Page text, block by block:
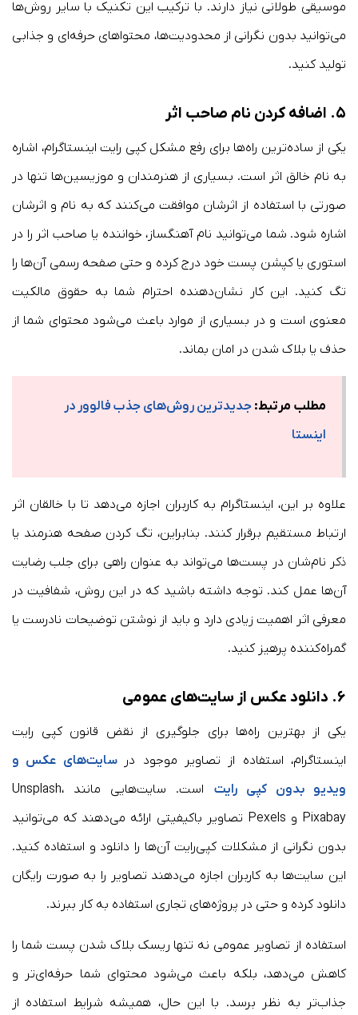
موسیقی طولانی نیاز دارند. با ترکیب این تکنیک با سایر روش‌ها
می‌توانید بدون نگرانی از محدودیت‌ها، محتواهای حرفه‌ای و جذابی
تولید کنید.
۵. اضافه کردن نام صاحب اثر
یکی از ساده‌ترین راه‌ها برای رفع مشکل کپی رایت اینستاگرام، اشاره
به نام خالق اثر است. بسیاری از هنرمندان و موزیسین‌ها تنها در
صورتی با استفاده از اثرشان موافقت می‌کنند که به نام و اثرشان
اشاره شود. شما می‌توانید نام آهنگساز، خواننده یا صاحب اثر را در
استوری یا کپشن پست خود درج کرده و حتی صفحه رسمی آن‌ها را
تگ کنید. این کار نشان‌دهنده احترام شما به حقوق مالکیت
معنوی است و در بسیاری از موارد باعث می‌شود محتوای شما از
حذف یا بلاک شدن در امان بماند.
مطلب مرتبط: جدیدترین روش‌های جذب فالوور در
اینستا
علاوه بر این، اینستاگرام به کاربران اجازه می‌دهد تا با خالقان اثر
ارتباط مستقیم برقرار کنند. بنابراین، تگ کردن صفحه هنرمند یا
ذکر نام‌شان در پست‌ها می‌تواند به عنوان راهی برای جلب رضایت
آن‌ها عمل کند. توجه داشته باشید که در این روش، شفافیت در
معرفی اثر اهمیت زیادی دارد و باید از نوشتن توضیحات نادرست یا
گمراه‌کننده پرهیز کنید.
۶. دانلود عکس از سایت‌های عمومی
یکی از بهترین راه‌ها برای جلوگیری از نقض قانون کپی رایت
اینستاگرام، استفاده از تصاویر موجود در سایت‌های عکس و
ویدیو بدون کپی رایت
است. سایت‌هایی مانند Unsplash،
Pixabay و Pexels تصاویر باکیفیتی ارائه می‌دهند که می‌توانید
بدون نگرانی از مشکلات کپی‌رایت آن‌ها را دانلود و استفاده کنید.
این سایت‌ها به کاربران اجازه می‌دهند تصاویر را به صورت رایگان
دانلود کرده و حتی در پروژه‌های تجاری استفاده به کار ببرند.
استفاده از تصاویر عمومی نه تنها ریسک بلاک شدن پست شما را
کاهش می‌دهد، بلکه باعث می‌شود محتوای شما حرفه‌ای‌تر و
جذاب‌تر به نظر برسد. با این حال، همیشه شرایط استفاده از